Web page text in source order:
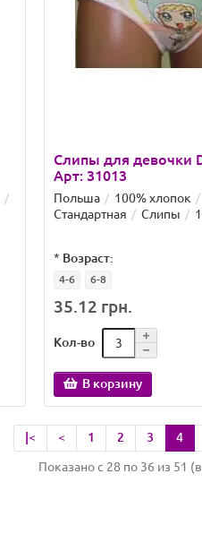
Слипы для девочки
Арт: 31013
Польша 100% хлопок
Стандартная
Слипы
* Возраст:
4-6 6-8
35.12 грн.
Кол-во
В корзину
|< < 1 2 3 4
Показано с 28 по 36 из 51